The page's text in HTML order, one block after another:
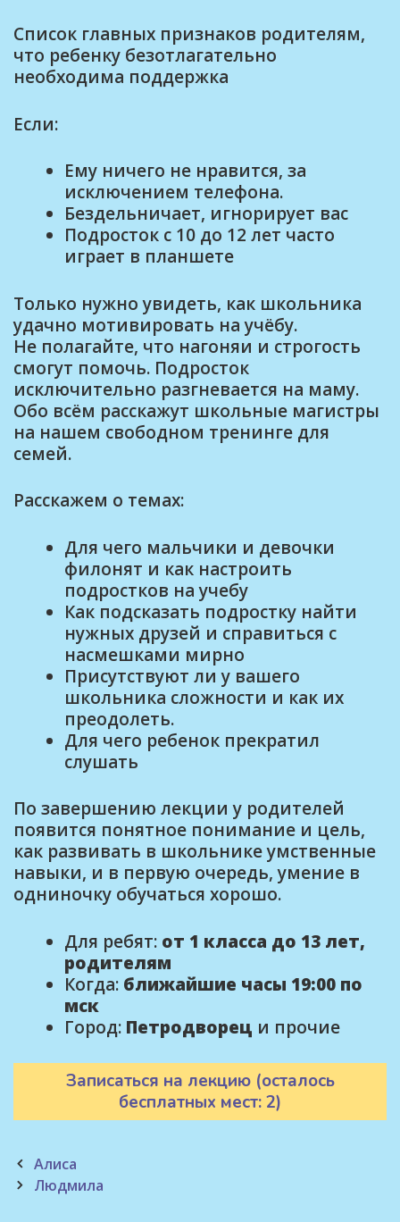
Список главных признаков родителям,
что ребенку безотлагательно
необходима поддержка
Если:
Ему ничего не нравится, за
исключением телефона.
Бездельничает, игнорирует вас
Подросток с 10 до 12 лет часто
играет в планшете
Только нужно увидеть, как школьника
удачно мотивировать на учёбу.
Не полагайте, что нагоняи и строгость
смогут помочь. Подросток
исключительно разгневается на маму.
Обо всём расскажут школьные магистры
на нашем свободном тренинге для
семей.
Расскажем о темах:
Для чего мальчики и девочки
филонят и как настроить
подростков на учебу
Как подсказать подростку найти
нужных друзей и справиться с
насмешками мирно
Присутствуют ли у вашего
школьника сложности и как их
преодолеть.
Для чего ребенок прекратил
слушать
По завершению лекции у родителей
появится понятное понимание и цель,
как развивать в школьнике умственные
навыки, и в первую очередь, умение в
одниночку обучаться хорошо.
Для ребят: от 1 класса до 13 лет,
родителям
Когда: ближайшие часы 19:00 по
мск
Город: Петродворец и прочие
Записаться на лекцию (осталось
бесплатных мест: 2)
Post
navigation
Алиса
Людмила